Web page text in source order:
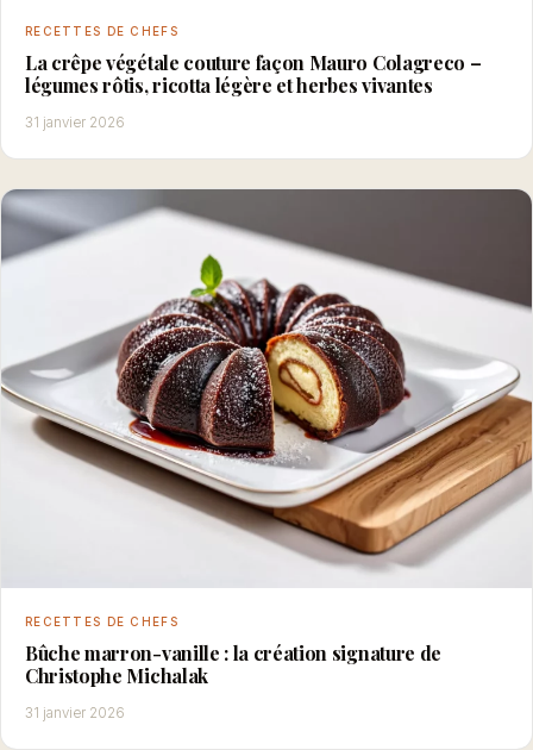
RECETTES DE CHEFS
La crêpe végétale couture façon Mauro Colagreco –
légumes rôtis, ricotta légère et herbes vivantes
31 janvier 2026
RECETTES DE CHEFS
Bûche marron-vanille : la création signature de
Christophe Michalak
31 janvier 2026